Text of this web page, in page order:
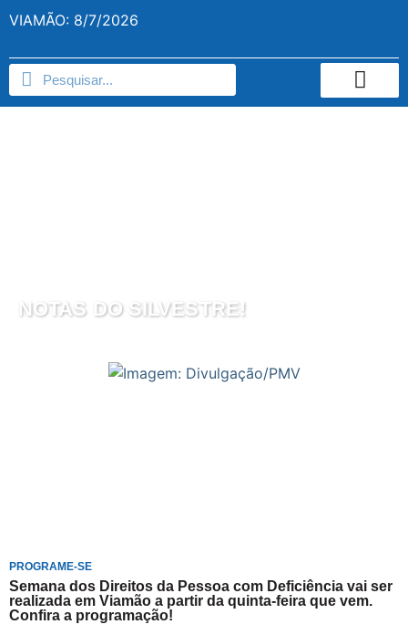
VIAMÃO: 8/7/2026
NOTAS DO SILVESTRE!
PROGRAME-SE
Semana dos Direitos da Pessoa com Deficiência vai ser
realizada em Viamão a partir da quinta-feira que vem.
Confira a programação!